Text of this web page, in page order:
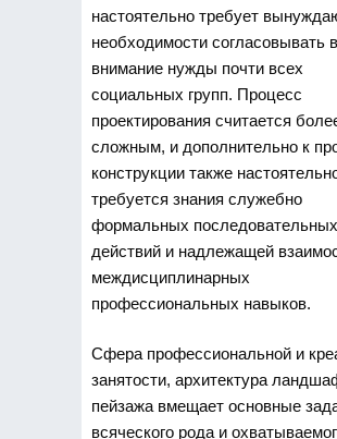
настоятельно требует
необходимости согласовывать
внимание нужды почти всех
социальных групп. Процесс
проектирования считается
сложным, и дополнительно к
конструкции также
требуется знания служебно
формальных последовательных
действий и надлежащей
междисциплинарных
профессиональных навыков.
Сфера профессиональной и
занятости, архитектура
пейзажа вмещает основные
всяческого рода и